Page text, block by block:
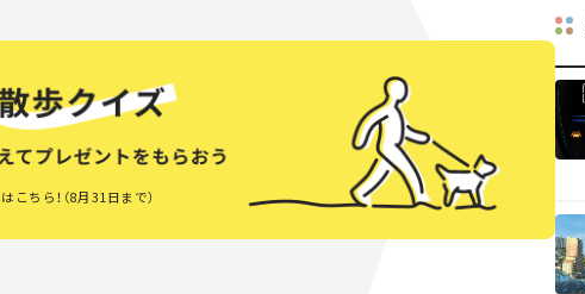
こちら！（8月31日まで）